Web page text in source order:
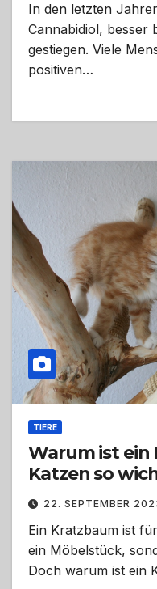
In den letzten
Cannabidiol, besser
gestiegen. Viele
positiven…
TIERE
Warum ist ein
Katzen so
22. SEPTEMBER
Ein Kratzbaum ist
ein Möbelstück,
Doch warum ist ein